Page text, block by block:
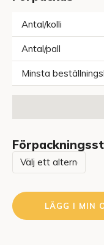
Antal/kolli
Antal/pall
Minsta
LÄGG I MIN